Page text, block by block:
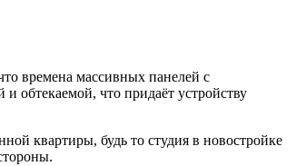
времена массивных панелей с
обтекаемой, что придаёт устройству
квартиры, будь то студия в новостройке